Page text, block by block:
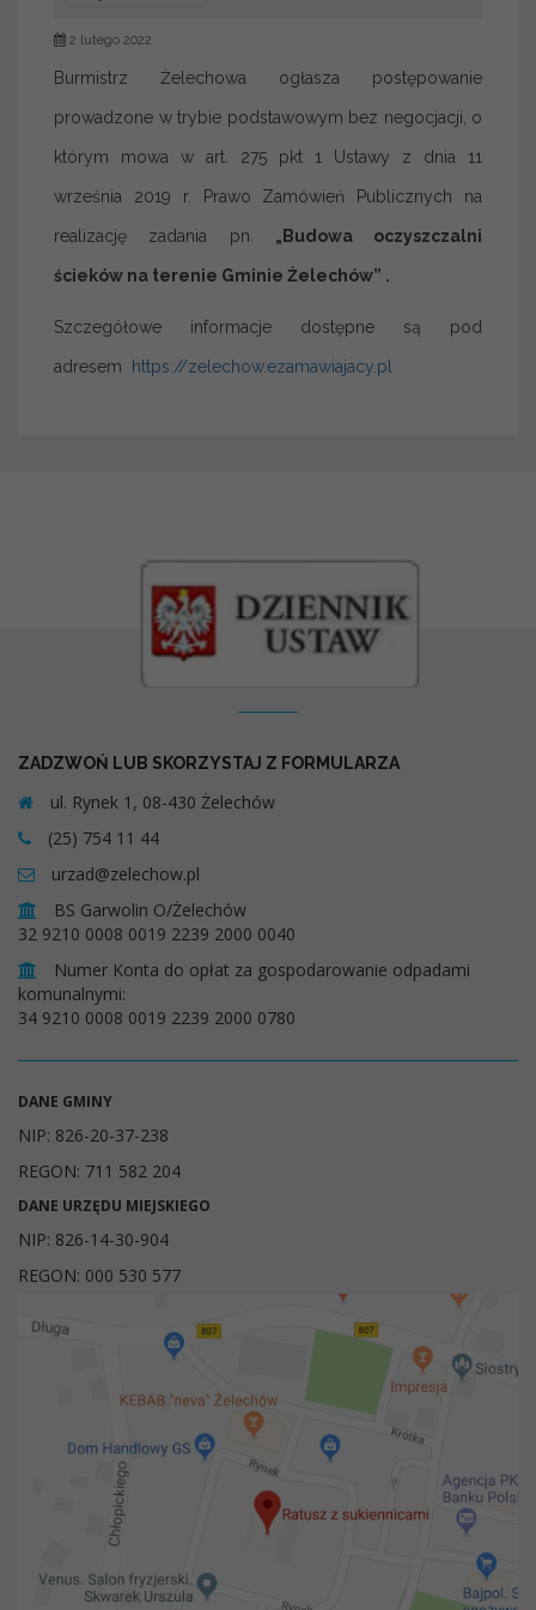
2 lutego 2022
Burmistrz Żelechowa ogłasza postępowanie
prowadzone w trybie podstawowym bez negocjacji, o
którym mowa w art. 275 pkt 1 Ustawy z dnia 11
września 2019 r. Prawo Zamówień Publicznych na
realizację zadania pn. „Budowa oczyszczalni
ścieków na terenie Gminie Żelechów” .
Szczegółowe informacje dostępne są pod
adresem https://zelechow.ezamawiajacy.pl
ZADZWOŃ LUB SKORZYSTAJ Z FORMULARZA
ul. Rynek 1, 08-430 Żelechów
(25) 754 11 44
urzad@zelechow.pl
BS Garwolin O/Żelechów
32 9210 0008 0019 2239 2000 0040
Numer Konta do opłat za gospodarowanie odpadami
komunalnymi:
34 9210 0008 0019 2239 2000 0780
DANE GMINY
NIP: 826-20-37-238
REGON: 711 582 204
DANE URZĘDU MIEJSKIEGO
NIP: 826-14-30-904
REGON: 000 530 577